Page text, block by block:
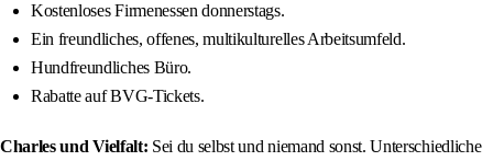
Kostenloses Firmenessen donnerstags.
Ein freundliches, offenes, multikulturelles Arbeitsumfeld.
Hundfreundliches Büro.
Rabatte auf BVG-Tickets.
Charles und Vielfalt: Sei du selbst und niemand sonst. Unterschiedliche